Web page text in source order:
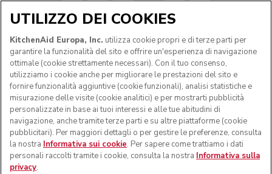
SEGUICI
UTILIZZO DEI COOKIES
KitchenAid Europa, Inc. utilizza cookie propri e di terze parti per
garantire la funzionalità del sito e offrire un'esperienza di navigazione
ottimale (cookie strettamente necessari). Con il tuo consenso,
utilizziamo i cookie anche per migliorare le prestazioni del sito e
fornire funzionalità aggiuntive (cookie funzionali), analisi statistiche e
misurazione delle visite (cookie analitici) e per mostrarti pubblicità
personalizzate in base ai tuoi interessi e alle tue abitudini di
navigazione, anche tramite terze parti e su altre piattaforme (cookie
pubblicitari). Per maggiori dettagli o per gestire le preferenze, consulta
la nostra Informativa sui cookie. Per sapere come trattiamo i dati
personali raccolti tramite i cookie, consulta la nostra Informativa sulla
privacy.